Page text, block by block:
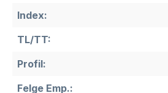
Index:
TL/TT:
Profil:
Felge Emp.: